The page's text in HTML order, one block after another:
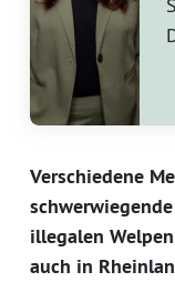
Verschiedene
illegalen
auch in